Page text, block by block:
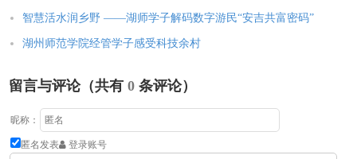
智慧活水润乡野 ——湖师学子解码数字游民“安吉共富密码”
湖州师范学院经管学子感受科技余村
留言与评论（共有 0 条评论）
昵称：
匿名发表 登录账号